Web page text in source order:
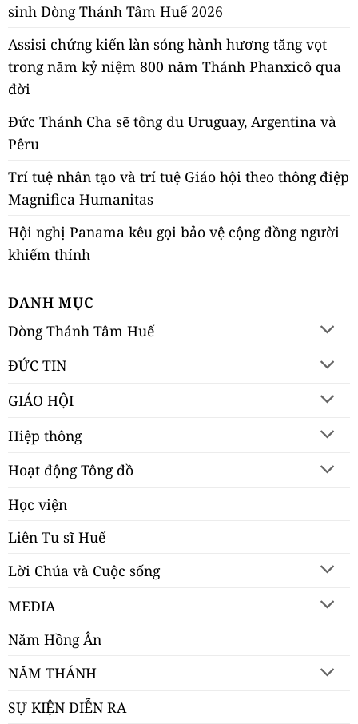
sinh Dòng Thánh Tâm Huế 2026
Assisi chứng kiến làn sóng hành hương tăng vọt
trong năm kỷ niệm 800 năm Thánh Phanxicô qua
đời
Đức Thánh Cha sẽ tông du Uruguay, Argentina và
Pêru
Trí tuệ nhân tạo và trí tuệ Giáo hội theo thông điệp
Magnifica Humanitas
Hội nghị Panama kêu gọi bảo vệ cộng đồng người
khiếm thính
DANH MỤC
Dòng Thánh Tâm Huế
ĐỨC TIN
GIÁO HỘI
Hiệp thông
Hoạt động Tông đồ
Học viện
Liên Tu sĩ Huế
Lời Chúa và Cuộc sống
MEDIA
Năm Hồng Ân
NĂM THÁNH
SỰ KIỆN DIỄN RA